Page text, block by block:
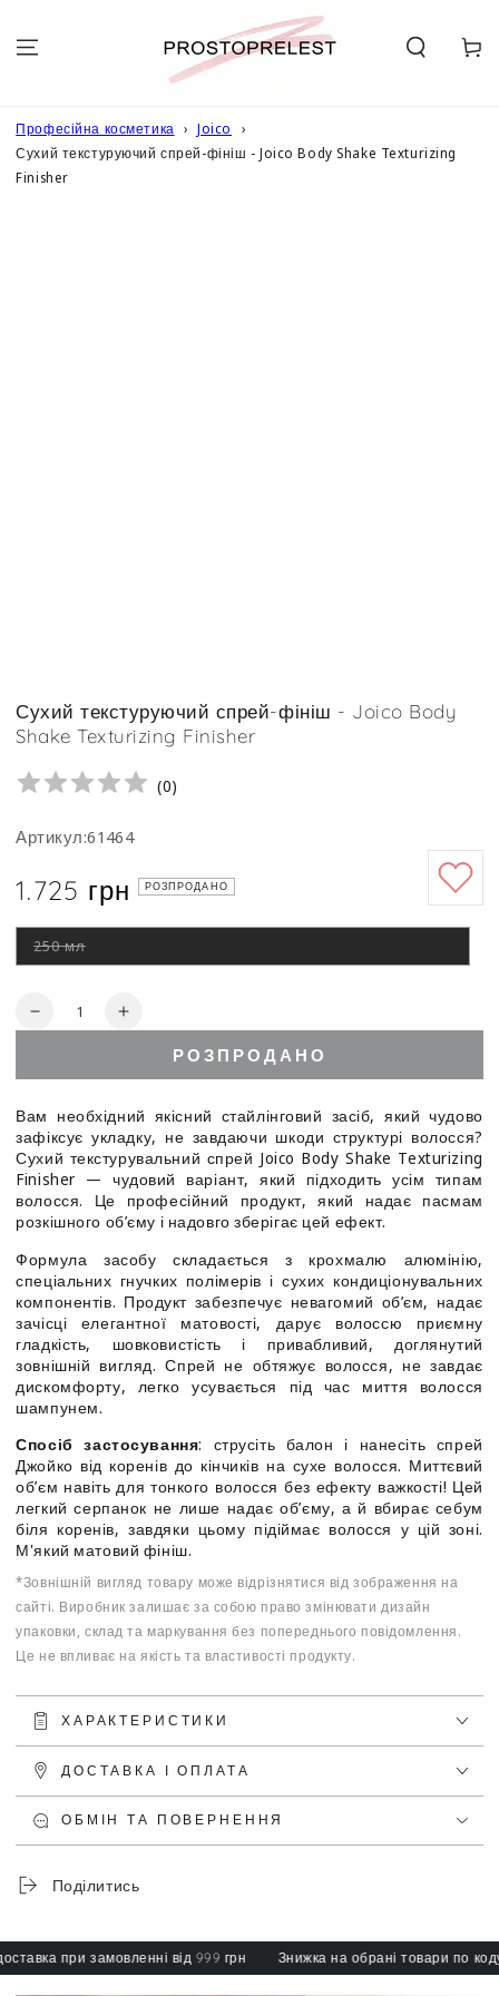
Кошик
Професійна косметика
Joico
Сухий текстуруючий спрей-фініш - Joico Body Shake Texturizing
Finisher
Сухий текстуруючий спрей-фініш - Joico Body
Shake Texturizing Finisher
(0)
Артикул:61464
Ціна
1.725 грн РОЗПРОДАНО
250 мл
Цей
варіант
Кількість
Зменшити
текстуруючий
спрей-
фініш
-
Joico
Body
Texturizing
Finisher
Збільшити
текстуруючий
спрей-
фініш
-
Joico
Body
Texturizing
Finisher
РОЗПРОДАНО
Вам необхідний якісний стайлінговий засіб, який чудово
зафіксує укладку, не завдаючи шкоди структурі волосся?
Сухий текстурувальний спрей Joico Body Shake Texturizing
Finisher — чудовий варіант, який підходить усім типам
волосся. Це професійний продукт, який надає пасмам
розкішного об’єму і надовго зберігає цей ефект.
Формула засобу складається з крохмалю алюмінію,
спеціальних гнучких полімерів і сухих кондиціонувальних
компонентів. Продукт забезпечує невагомий об’єм, надає
зачісці елегантної матовості, дарує волоссю приємну
гладкість, шовковистість і привабливий, доглянутий
зовнішній вигляд. Спрей не обтяжує волосся, не завдає
дискомфорту, легко усувається під час миття волосся
шампунем.
Спосіб застосування: струсіть балон і нанесіть спрей
Джойко від коренів до кінчиків на сухе волосся. Миттєвий
об’єм навіть для тонкого волосся без ефекту важкості! Цей
легкий серпанок не лише надає об’єму, а й вбирає себум
біля коренів, завдяки цьому підіймає волосся у цій зоні.
М'який матовий фініш.
*Зовнішній вигляд товару може відрізнятися від зображення на
сайті. Виробник залишає за собою право змінювати дизайн
упаковки, склад та маркування без попереднього повідомлення.
Це не впливає на якість та властивості продукту.
ХАРАКТЕРИСТИКИ
ДОСТАВКА І ОПЛАТА
ОБМІН ТА ПОВЕРНЕННЯ
Поділитись
при замовленні від 999 грн Знижка на обрані товари по коду: